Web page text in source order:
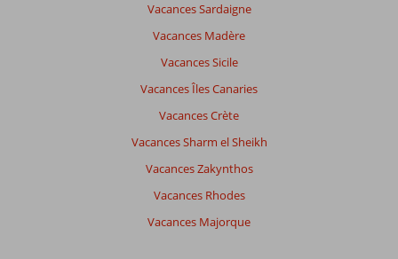
Vacances Sardaigne
Vacances Madère
Vacances Sicile
Vacances Îles Canaries
Vacances Crète
Vacances Sharm el Sheikh
Vacances Zakynthos
Vacances Rhodes
Vacances Majorque